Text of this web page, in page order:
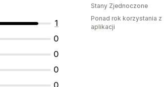
1
0
0
0
0
Stany Zjednoczone
Ponad rok korzystania z
aplikacji